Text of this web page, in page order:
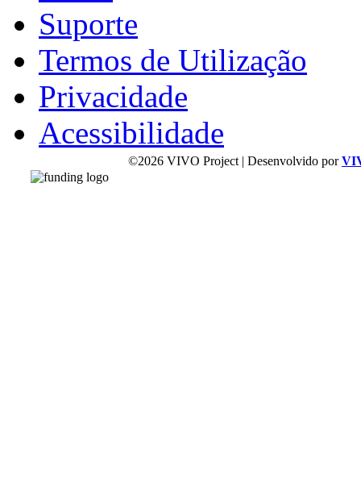
Suporte
Termos de Utilização
Privacidade
Acessibilidade
©2026 VIVO Project | Desenvolvido por